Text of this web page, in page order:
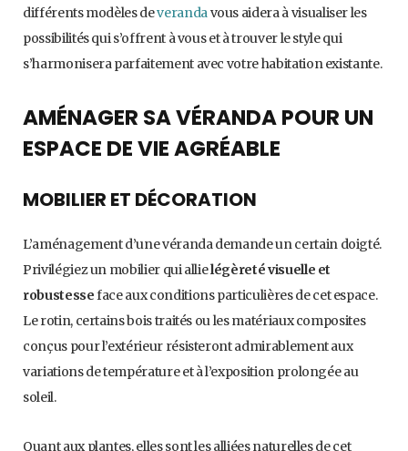
différents modèles deverandavous aidera à visualiser les
possibilités qui s’offrent à vous et à trouver le style qui
s’harmonisera parfaitement avec votre habitation existante.
AMÉNAGER SA VÉRANDA POUR UN
ESPACE DE VIE AGRÉABLE
MOBILIER ET DÉCORATION
L’aménagement d’une véranda demande un certain doigté.
Privilégiez un mobilier qui allielégèreté visuelle et
robustesseface aux conditions particulières de cet espace.
Le rotin, certains bois traités ou les matériaux composites
conçus pour l’extérieur résisteront admirablement aux
variations de température et à l’exposition prolongée au
soleil.
Quant aux plantes, elles sont les alliées naturelles de cet